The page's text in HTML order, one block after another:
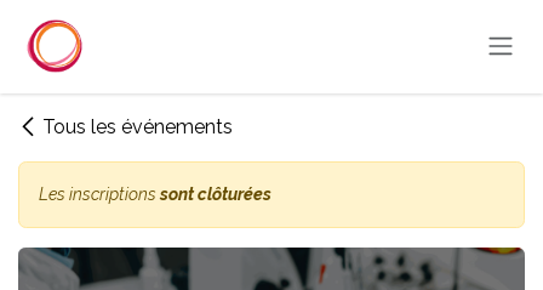
Tous les événements
Les inscriptionssont clôturées